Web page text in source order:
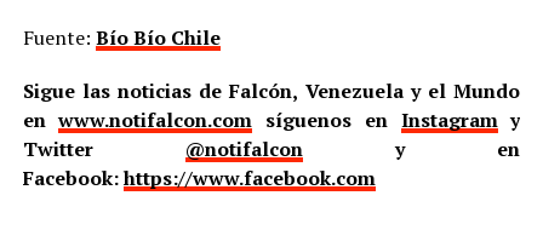
Fuente: Bío Bío Chile
Sigue las noticias de Falcón, Venezuela y el Mundo
enwww.notifalcon.com síguenos en Instagramy
Twitter @notifalcony en
Facebook:https://www.facebook.com